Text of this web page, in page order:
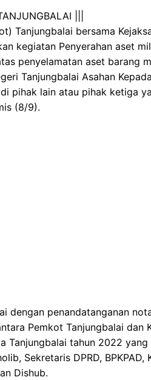
|||
Tanjungbalai bersama
kegiatan Penyerahan aset
penyelamatan aset barang
Tanjungbalai Asahan
pihak lain atau pihak ketiga
(8/9).
dengan penandatanganan
Pemkot Tanjungbalai dan
Tanjungbalai tahun 2022
Sekretaris DPRD, BPKPAD,
Dishub.